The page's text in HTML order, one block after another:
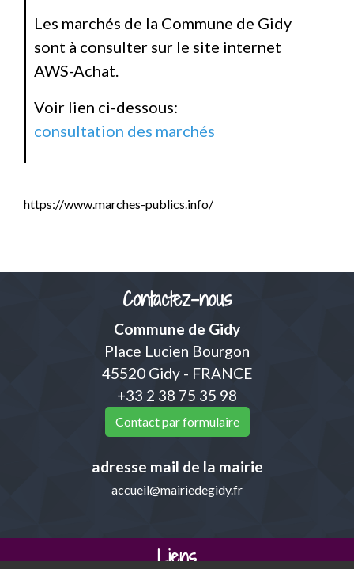
Les marchés de la Commune de Gidy
sont à consulter sur le site internet
AWS-Achat.
Voir lien ci-dessous:
consultation des marchés
https://www.marches-publics.info/
Contactez-nous
Commune de Gidy
Place Lucien Bourgon
45520 Gidy - FRANCE
+33 2 38 75 35 98
Contact par formulaire
adresse mail de la mairie
accueil@mairiedegidy.fr
Liens